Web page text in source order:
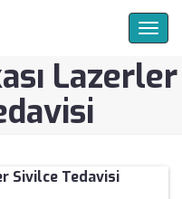
Lazerler
Sivilce Tedavisi